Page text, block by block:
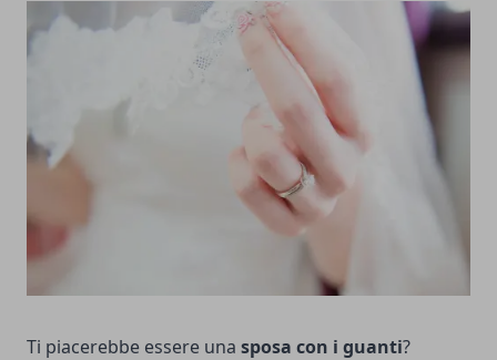
Ti piacerebbe essere una sposa con i guanti?